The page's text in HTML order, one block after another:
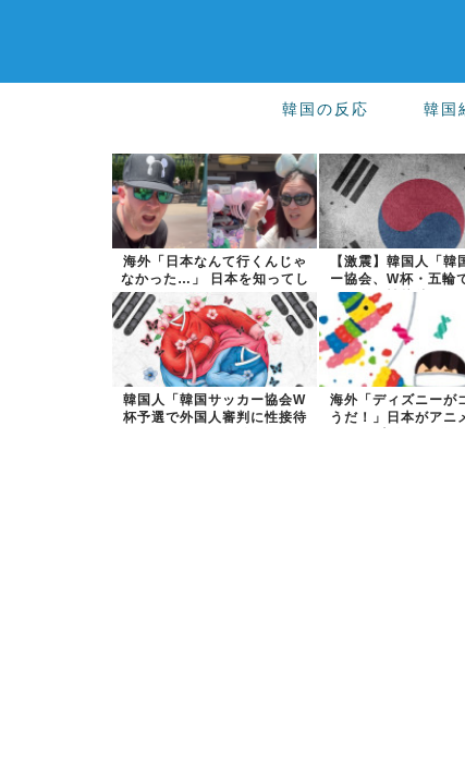
韓国の反応 韓国
海外「日本なんて行くんじゃ
なかった…」 日本を知ってし
まったディ...
【激震】韓国人「韓
ー協会、W杯・五輪
の性接待を行...
韓国人「韓国サッカー協会W
杯予選で外国人審判に性接待
海外「ディズニーが
うだ！」日本がアニ